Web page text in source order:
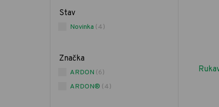
Stav
Novinka (4)
Značka
ARDON (6)
ARDON® (4)